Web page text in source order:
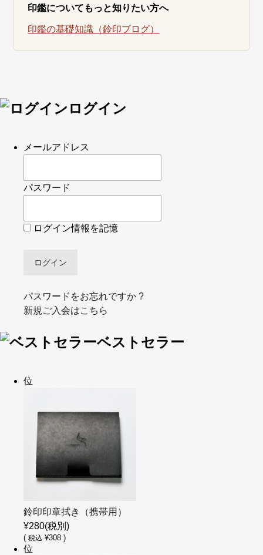
印鑑についてもっと知りたい方へ
印鑑の基礎知識（鈴印ブログ）
ログイン
メールアドレス
パスワード
ログイン情報を記憶
パスワードをお忘れですか ?
新規ご入会はこちら
ベストセラー
位
鈴印印章拭き（携帯用）
¥280(税別)
( 税込 ¥308 )
位